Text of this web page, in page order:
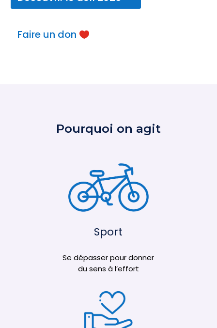
Faire un don
Pourquoi on agit
Sport
Se dépasser pour donner
du sens à l’effort